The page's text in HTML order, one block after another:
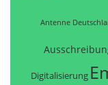
Antenne
Digitalisierung